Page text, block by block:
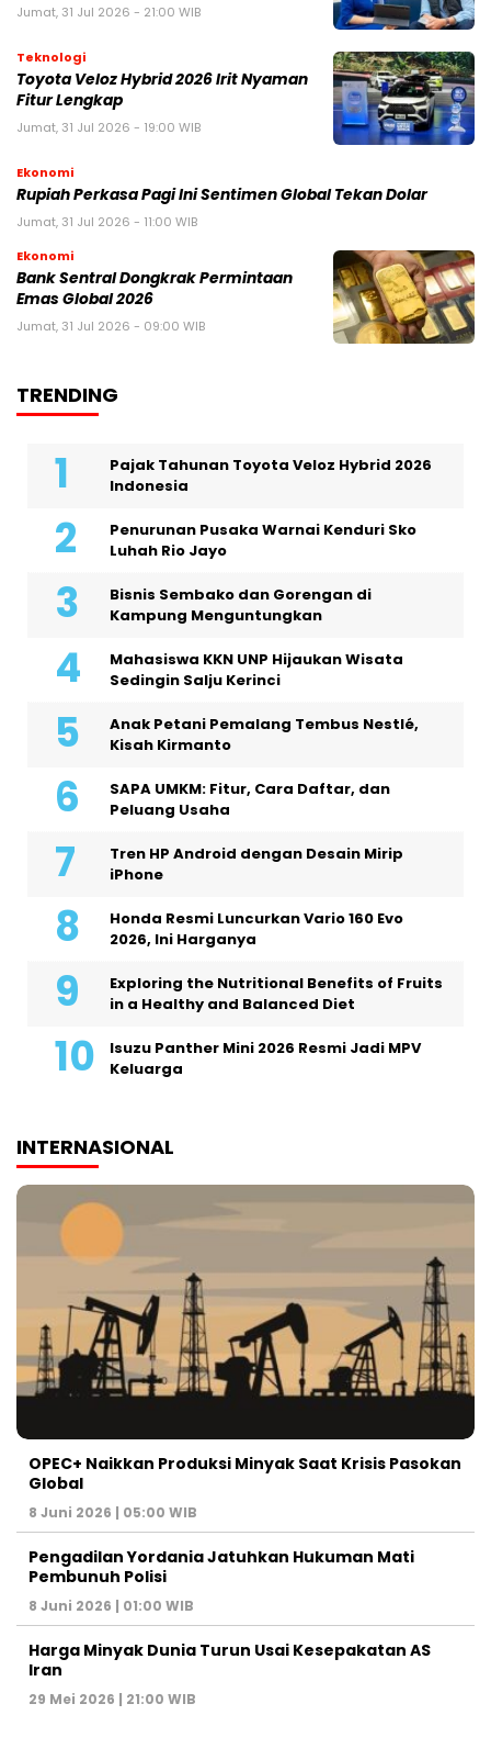
Jumat, 31 Jul 2026 - 21:00 WIB
Teknologi
Toyota Veloz Hybrid 2026 Irit Nyaman
Fitur Lengkap
Jumat, 31 Jul 2026 - 19:00 WIB
Ekonomi
Rupiah Perkasa Pagi Ini Sentimen Global Tekan Dolar
Jumat, 31 Jul 2026 - 11:00 WIB
Ekonomi
Bank Sentral Dongkrak Permintaan
Emas Global 2026
Jumat, 31 Jul 2026 - 09:00 WIB
TRENDING
Pajak Tahunan Toyota Veloz Hybrid 2026
Indonesia
Penurunan Pusaka Warnai Kenduri Sko
Luhah Rio Jayo
Bisnis Sembako dan Gorengan di
Kampung Menguntungkan
Mahasiswa KKN UNP Hijaukan Wisata
Sedingin Salju Kerinci
Anak Petani Pemalang Tembus Nestlé,
Kisah Kirmanto
SAPA UMKM: Fitur, Cara Daftar, dan
Peluang Usaha
Tren HP Android dengan Desain Mirip
iPhone
Honda Resmi Luncurkan Vario 160 Evo
2026, Ini Harganya
Exploring the Nutritional Benefits of Fruits
in a Healthy and Balanced Diet
Isuzu Panther Mini 2026 Resmi Jadi MPV
Keluarga
INTERNASIONAL
OPEC+ Naikkan Produksi Minyak Saat Krisis Pasokan
Global
8 Juni 2026 | 05:00 WIB
Pengadilan Yordania Jatuhkan Hukuman Mati
Pembunuh Polisi
8 Juni 2026 | 01:00 WIB
Harga Minyak Dunia Turun Usai Kesepakatan AS
Iran
29 Mei 2026 | 21:00 WIB